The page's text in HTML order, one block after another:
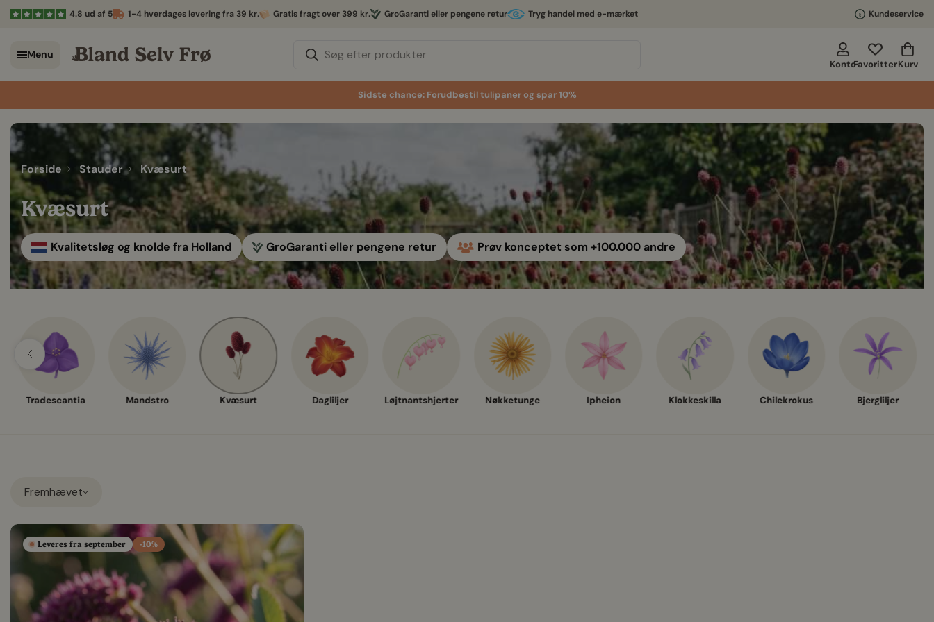
4.8 ud af 5 1-4 hverdages levering fra 39 kr. Gratis fragt over 399 kr. GroGaranti eller pengene retur Tryg handel med e-mærket Kundeservice
Menu Søg efter produkter
KontoFavoritterKurv
Sidste chance: Forudbestil tulipaner og spar 10%
Forside Stauder Kvæsurt
Kvæsurt
Kvalitetsløg og knolde fra Holland GroGaranti eller pengene retur Prøv konceptet som +100.000 andre
Tradescantia Mandstro Kvæsurt Dagliljer Løjtnantshjerter Nøkketunge Ipheion Klokkeskilla Chilekrokus Bjergliljer
Fremhævet
Leveres fra september -10%